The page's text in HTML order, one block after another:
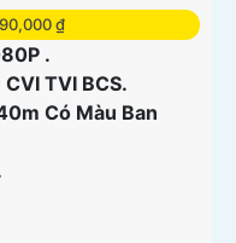
₫
.
CVI TVI BCS.
Có Màu Ban